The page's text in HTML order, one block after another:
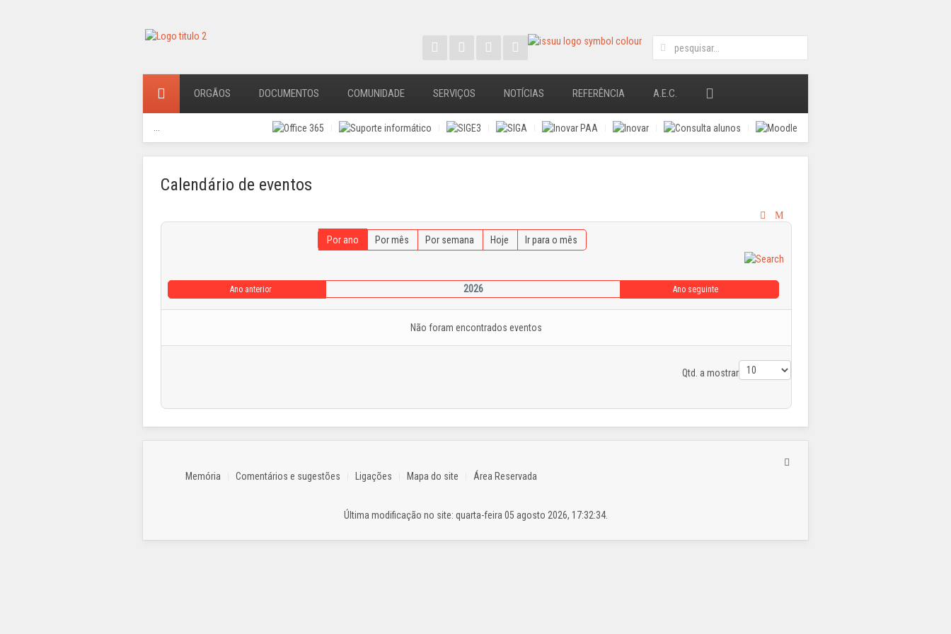
ORGÃOS DOCUMENTOS COMUNIDADE SERVIÇOS NOTÍCIAS REFERÊNCIA A.E.C.
Calendário de eventos
Por ano Por mês Por semana Hoje Ir para o mês
Ano anterior 2026 Ano seguinte
Não foram encontrados eventos
Qtd. a mostrar
Memória Comentários e sugestões Ligações Mapa do site Área Reservada
Última modificação no site: quarta-feira 05 agosto 2026, 17:32:34.